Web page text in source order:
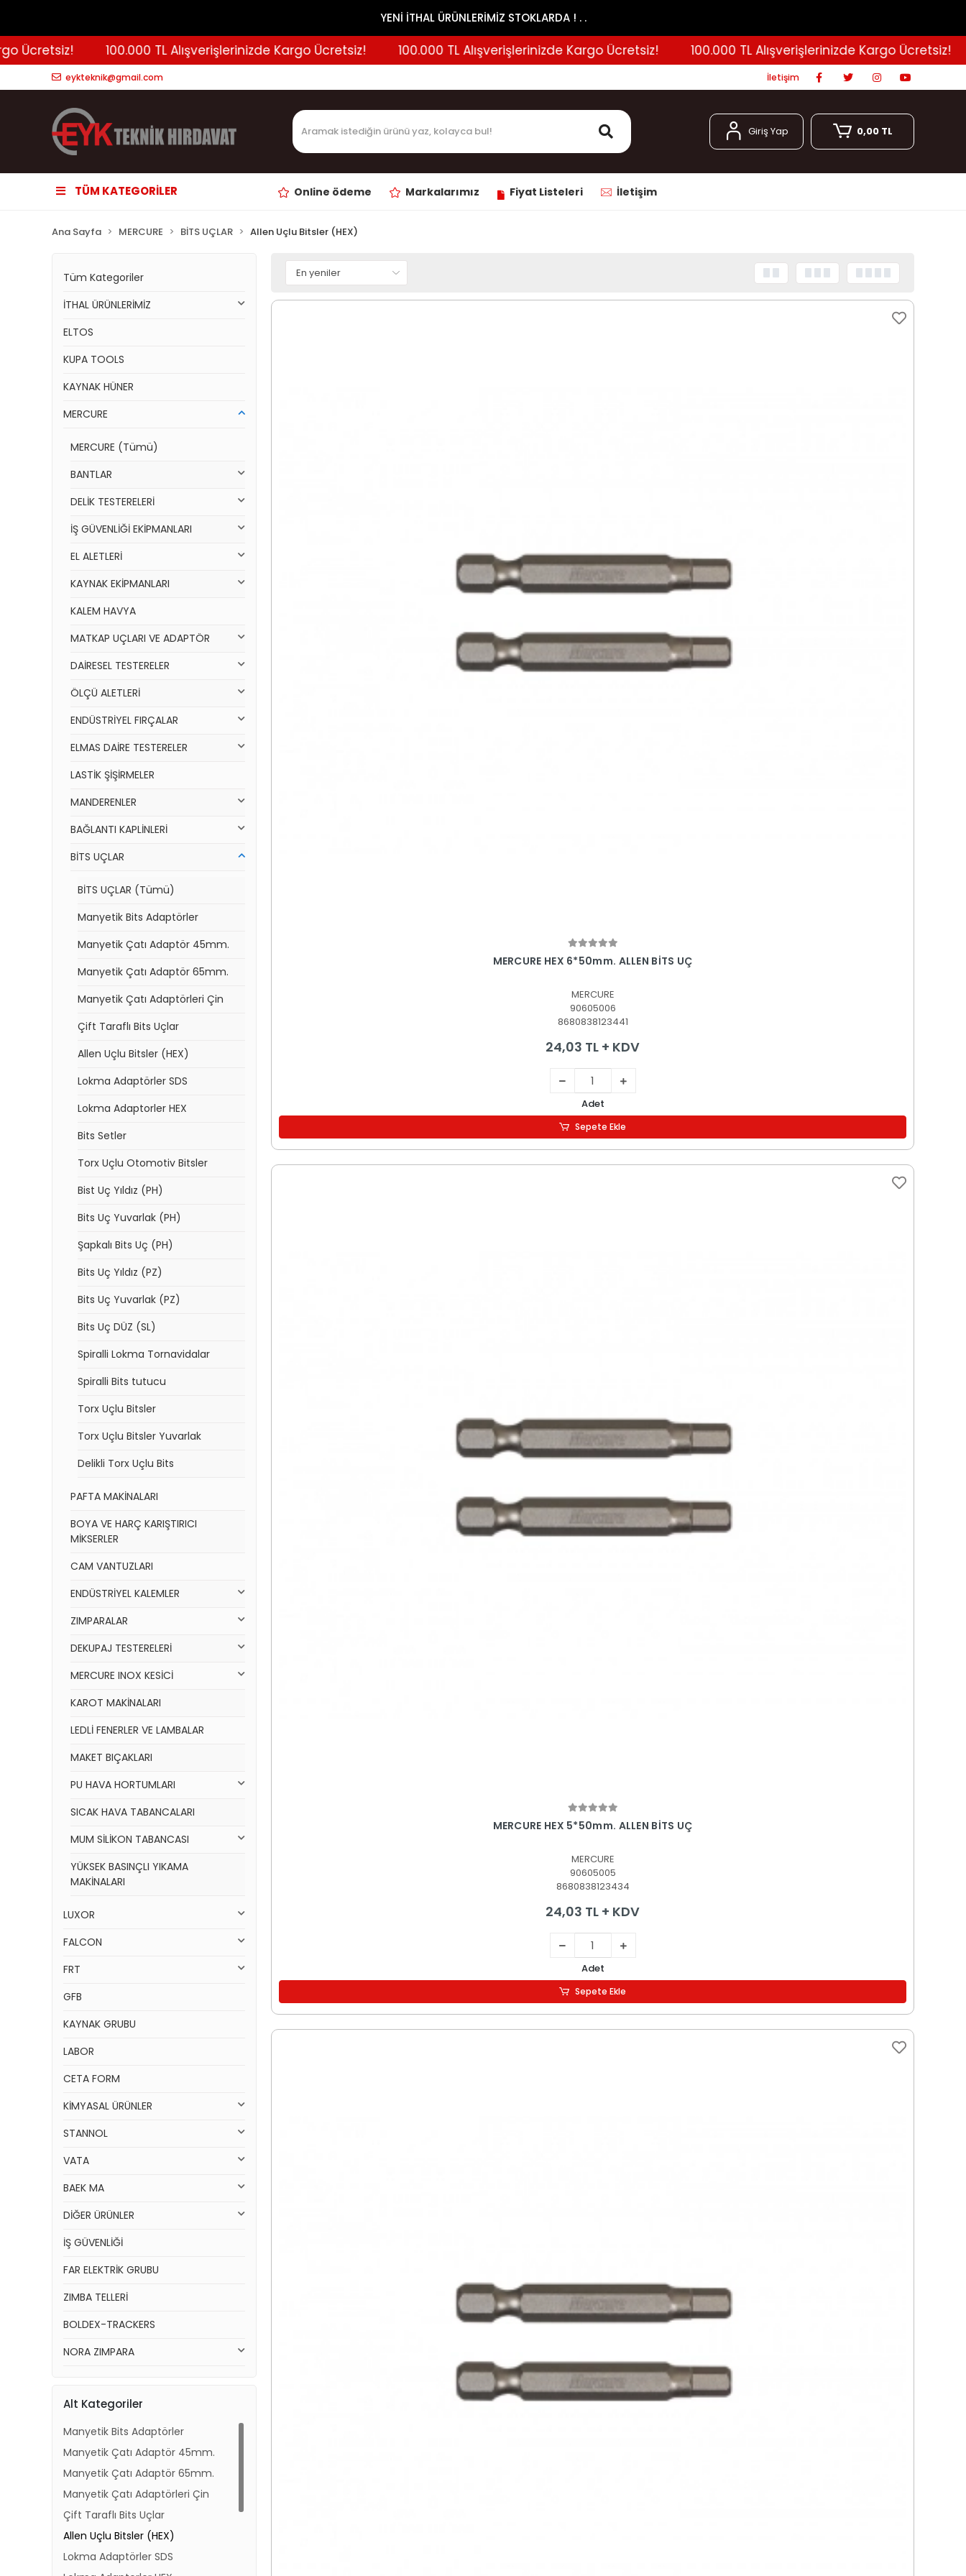
YENİ İTHAL ÜRÜNLERİMİZ STOKLARDA ! . .
100.000 TL Alışverişlerinizde Kargo Ücretsiz! 100.000 TL Alışverişlerinizde Kargo Ücretsiz! 100.000 TL Alışverişlerinizde Kargo Ücretsiz!
eykteknik@gmail.com İletişim
Giriş Yap 0,00 TL
TÜM KATEGORİLER Online ödeme Markalarımız Fiyat Listeleri İletişim
Ana Sayfa MERCURE BİTS UÇLAR Allen Uçlu Bitsler (HEX)
Tüm Kategoriler
İTHAL ÜRÜNLERİMİZ
ELTOS
KUPA TOOLS
KAYNAK HÜNER
MERCURE
MERCURE (Tümü)
BANTLAR
DELİK TESTERELERİ
İŞ GÜVENLİĞİ EKİPMANLARI
EL ALETLERİ
KAYNAK EKİPMANLARI
KALEM HAVYA
MATKAP UÇLARI VE ADAPTÖR
DAİRESEL TESTERELER
ÖLÇÜ ALETLERİ
ENDÜSTRİYEL FIRÇALAR
ELMAS DAİRE TESTERELER
LASTİK ŞİŞİRMELER
MANDERENLER
BAĞLANTI KAPLİNLERİ
BİTS UÇLAR
BİTS UÇLAR (Tümü)
Manyetik Bits Adaptörler
Manyetik Çatı Adaptör 45mm.
Manyetik Çatı Adaptör 65mm.
Manyetik Çatı Adaptörleri Çin
Çift Taraflı Bits Uçlar
Allen Uçlu Bitsler (HEX)
Lokma Adaptörler SDS
Lokma Adaptorler HEX
Bits Setler
Torx Uçlu Otomotiv Bitsler
Bist Uç Yıldız (PH)
Bits Uç Yuvarlak (PH)
Şapkalı Bits Uç (PH)
Bits Uç Yıldız (PZ)
Bits Uç Yuvarlak (PZ)
Bits Uç DÜZ (SL)
Spiralli Lokma Tornavidalar
Spiralli Bits tutucu
Torx Uçlu Bitsler
Torx Uçlu Bitsler Yuvarlak
Delikli Torx Uçlu Bits
PAFTA MAKİNALARI
BOYA VE HARÇ KARIŞTIRICI
MİKSERLER
CAM VANTUZLARI
ENDÜSTRİYEL KALEMLER
ZIMPARALAR
DEKUPAJ TESTERELERİ
MERCURE INOX KESİCİ
KAROT MAKİNALARI
LEDLİ FENERLER VE LAMBALAR
MAKET BIÇAKLARI
PU HAVA HORTUMLARI
SICAK HAVA TABANCALARI
MUM SİLİKON TABANCASI
YÜKSEK BASINÇLI YIKAMA
MAKİNALARI
LUXOR
FALCON
FRT
GFB
KAYNAK GRUBU
LABOR
CETA FORM
KİMYASAL ÜRÜNLER
STANNOL
VATA
BAEK MA
DİĞER ÜRÜNLER
İŞ GÜVENLİĞİ
FAR ELEKTRİK GRUBU
ZIMBA TELLERİ
BOLDEX-TRACKERS
NORA ZIMPARA
Alt Kategoriler
Manyetik Bits Adaptörler
Manyetik Çatı Adaptör 45mm.
Manyetik Çatı Adaptör 65mm.
Manyetik Çatı Adaptörleri Çin
Çift Taraflı Bits Uçlar
Allen Uçlu Bitsler (HEX)
Lokma Adaptörler SDS
Sepete Ekle
MERCURE HEX 6*50mm. ALLEN BİTS UÇ
MERCURE
90605006
8680838123441
24,03 TL + KDV
Adet
Sepete Ekle
Sepete Ekle
MERCURE HEX 5*50mm. ALLEN BİTS UÇ
MERCURE
90605005
8680838123434
24,03 TL + KDV
Adet
Sepete Ekle